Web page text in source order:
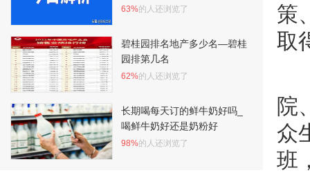
策
取
院
众
班
63%的人还浏览了
碧桂园排名地产多少名—碧桂
园排第几名
62%的人还浏览了
长期喝每天订的鲜牛奶好吗_
喝鲜牛奶好还是奶粉好
98%的人还浏览了